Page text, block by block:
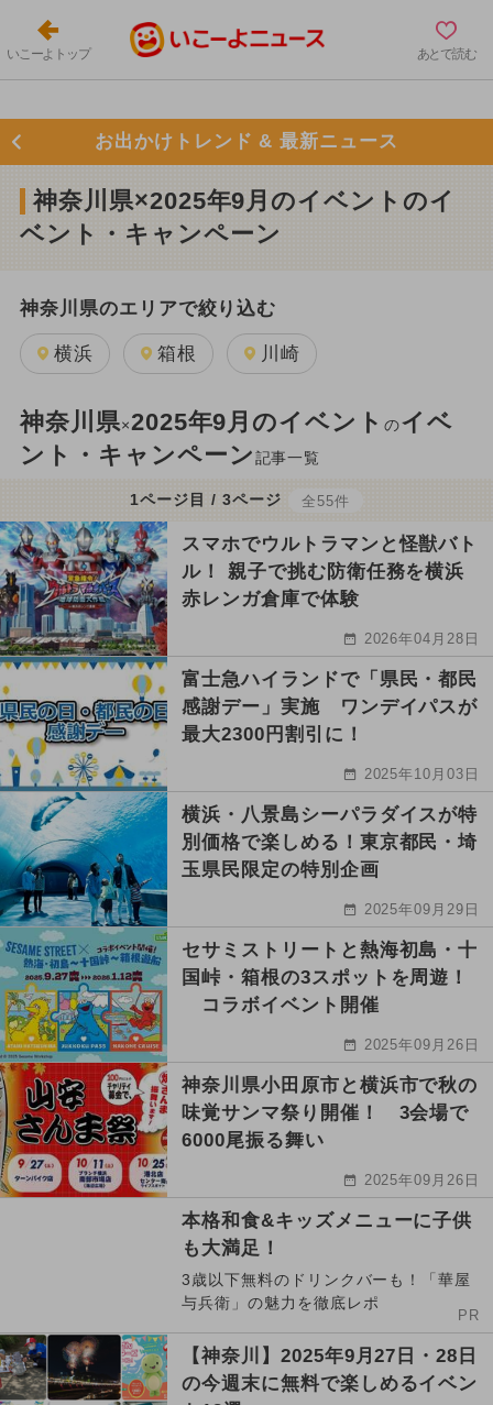
いこーよトップ あとで読む
お出かけトレンド & 最新ニュース
神奈川県×2025年9月のイベントのイ
ベント・キャンペーン
神奈川県のエリアで絞り込む
横浜 箱根 川崎
神奈川県×2025年9月のイベントのイベ
ント・キャンペーン記事一覧
1ページ目 / 3ページ 全55件
スマホでウルトラマンと怪獣バト
ル！ 親子で挑む防衛任務を横浜
赤レンガ倉庫で体験
2026年04月28日
富士急ハイランドで「県民・都民
感謝デー」実施 ワンデイパスが
最大2300円割引に！
2025年10月03日
横浜・八景島シーパラダイスが特
別価格で楽しめる！東京都民・埼
玉県民限定の特別企画
2025年09月29日
セサミストリートと熱海初島・十
国峠・箱根の3スポットを周遊！
コラボイベント開催
2025年09月26日
神奈川県小田原市と横浜市で秋の
味覚サンマ祭り開催！ 3会場で
6000尾振る舞い
2025年09月26日
本格和食&キッズメニューに子供
も大満足！
3歳以下無料のドリンクバーも！「華屋
与兵衛」の魅力を徹底レポ
PR
【神奈川】2025年9月27日・28日
の今週末に無料で楽しめるイベン